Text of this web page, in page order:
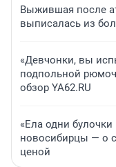
Выжившая после
выписалась из
«Девчонки, вы
подпольной
обзор YA62.RU
«Ела одни
новосибирцы — о
ценой